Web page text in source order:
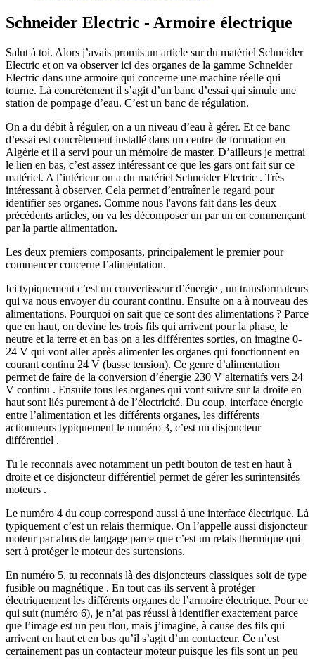
Schneider Electric - Armoire électrique
Salut à toi. Alors j’avais promis un article sur du matériel Schneider
Electric et on va observer ici des organes de la gamme Schneider
Electric dans une armoire qui concerne une machine réelle qui
tourne. Là concrètement il s’agit d’un banc d’essai qui simule une
station de pompage d’eau. C’est un banc de régulation.
On a du débit à réguler, on a un niveau d’eau à gérer. Et ce banc
d’essai est concrètement installé dans un centre de formation en
Algérie et il a servi pour un mémoire de master. D’ailleurs je mettrai
le lien en bas, c’est assez intéressant ce que les gars ont fait sur ce
matériel. A l’intérieur on a du matériel Schneider Electric . Très
intéressant à observer. Cela permet d’entraîner le regard pour
identifier ses organes. Comme nous l'avons fait dans les deux
précédents articles, on va les décomposer un par un en commençant
par la partie alimentation.
Les deux premiers composants, principalement le premier pour
commencer concerne l’alimentation.
Ici typiquement c’est un convertisseur d’énergie , un transformateurs
qui va nous envoyer du courant continu. Ensuite on a à nouveau des
alimentations. Pourquoi on sait que ce sont des alimentations ? Parce
que en haut, on devine les trois fils qui arrivent pour la phase, le
neutre et la terre et en bas on a les différentes sorties, on imagine 0-
24 V qui vont aller après alimenter les organes qui fonctionnent en
courant continu 24 V (basse tension). Ce genre d’alimentation
permet de faire de la conversion d’énergie 230 V alternatifs vers 24
V continu . Ensuite tous les organes qui vont suivre sur la droite en
haut sont liés purement à de l’électricité. Du coup, interface énergie
entre l’alimentation et les différents organes, les différents
actionneurs typiquement le numéro 3, c’est un disjoncteur
différentiel .
Tu le reconnais avec notamment un petit bouton de test en haut à
droite et ce disjoncteur différentiel permet de gérer les surintensités
moteurs .
Le numéro 4 du coup correspond aussi à une interface électrique. Là
typiquement c’est un relais thermique. On l’appelle aussi disjoncteur
moteur par abus de langage parce que c’est un relais thermique qui
sert à protéger le moteur des surtensions.
En numéro 5, tu reconnais là des disjoncteurs classiques soit de type
fusible ou magnétique . En tout cas ils servent à protéger
électriquement les différents organes de l’armoire électrique. Pour ce
qui suit (numéro 6), je n’ai pas réussi à identifier exactement parce
que l’image est un peu flou, mais j’imagine, à cause des fils qui
arrivent en haut et en bas qu’il s’agit d’un contacteur. Ce n’est
certainement pas un contacteur moteur puisque les fils sont un peu